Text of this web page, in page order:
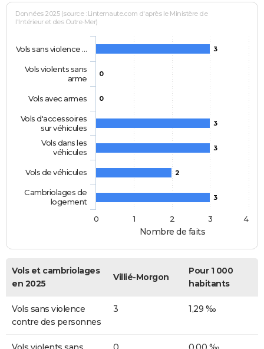
Nombre de faits
Données 2025 (source : Linternaute.com d'après le Ministère de
l'Intérieur et des Outre-Mer)
3
0
0
3
3
2
3
Vols sans violence …
Vols violents sans
arme
Vols avec armes
Vols d'accessoires
sur véhicules
Vols dans les
véhicules
Vols de véhicules
Cambriolages de
logement
0
1 2 3 4
Vols et cambriolages
en 2025
Villié-Morgon
Pour 1 000
habitants
Vols sans violence
contre des personnes
3 1,29 ‰